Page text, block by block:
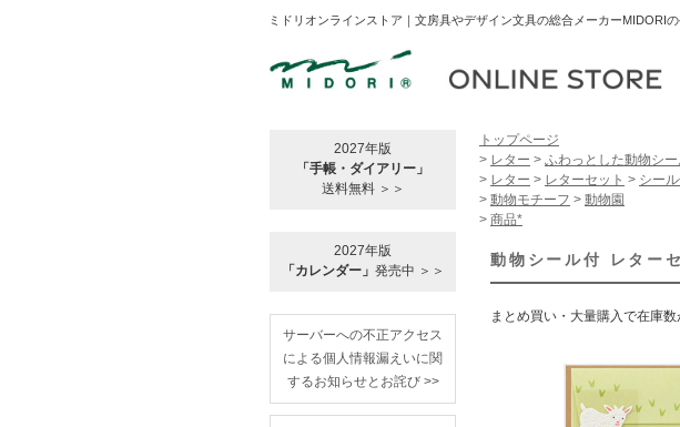
ミドリオンラインストア｜文房具やデザイン文具の総合メーカーMIDORI
2027年版
「手帳・ダイアリー」
送料無料 ＞＞
2027年版
「カレンダー」 発売中 ＞＞
サーバーへの不正アクセス
による個人情報漏えいに関
するお知らせとお詫び >>
トップページ
> レター > ふわっとした動物シ
> レター > レターセット > シー
> 動物モチーフ > 動物園
> 商品*
動物シール付 レター
まとめ買い・大量購入で在庫